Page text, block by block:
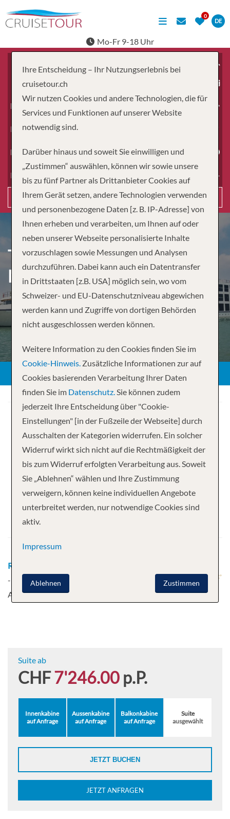
DE
Mo-Fr 9-18 Uhr
Erwachsene
Kinder
Dauer
Reiseart
Suchen
TREASURES OF THE
MEKONG FROM SIEM REAP
Ihre Kreuzfahrt
12 NächteScenic Spirit
Abfahrt
Route
- Mekong Cruise - Wat Hanchey - Kampong Cham -
Angkor Ban - Silk Islands - Phnom Penh
Mehr
Suite ab
CHF7'246.00 p.P.
Innenkabine
auf Anfrage
Aussenkabine
auf Anfrage
Balkonkabine
auf Anfrage
Suite
ausgewählt
JETZT BUCHEN
JETZT ANFRAGEN
Ihre Entscheidung – Ihr Nutzungserlebnis bei
cruisetour.ch
Wir nutzen Cookies und andere Technologien, die für
Services und Funktionen auf unserer Website
notwendig sind.
Darüber hinaus und soweit Sie einwilligen und
„Zustimmen“ auswählen, können wir sowie unsere
bis zu fünf Partner als Drittanbieter Cookies auf
Ihrem Gerät setzen, andere Technologien verwenden
und personenbezogene Daten [z. B. IP-Adresse] von
Ihnen erheben und verarbeiten, um Ihnen auf oder
neben unserer Webseite personalisierte Inhalte
vorzuschlagen sowie Messungen und Analysen
durchzuführen. Dabei kann auch ein Datentransfer
in Drittstaaten [z.B. USA] möglich sein, wo vom
Schweizer- und EU-Datenschutzniveau abgewichen
werden kann und Zugriffe von dortigen Behörden
nicht ausgeschlossen werden können.
Weitere Information zu den Cookies finden Sie im
Cookie-Hinweis. Zusätzliche Informationen zur auf
Cookies basierenden Verarbeitung Ihrer Daten
finden Sie im Datenschutz.Sie können zudem
jederzeit Ihre Entscheidung über "Cookie-
Einstellungen" [in der Fußzeile der Webseite] durch
Ausschalten der Kategorien widerrufen. Ein solcher
Widerruf wirkt sich nicht auf die Rechtmäßigkeit der
bis zum Widerruf erfolgten Verarbeitung aus. Soweit
Sie „Ablehnen“ wählen und Ihre Zustimmung
verweigern, können keine individuellen Angebote
unterbreitet werden, nur notwendige Cookies sind
aktiv.
Impressum
Zustimmen
Ablehnen